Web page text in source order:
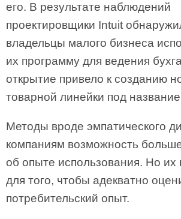
его. В результате наблюдений
проектировщики Intuit
владельцы малого бизнеса
их программу для ведения
открытие привело к созданию
товарной линейки под
Методы вроде эмпатического
компаниям возможность
об опыте использования. Но их
для того, чтобы адекватно
потребительский опыт.